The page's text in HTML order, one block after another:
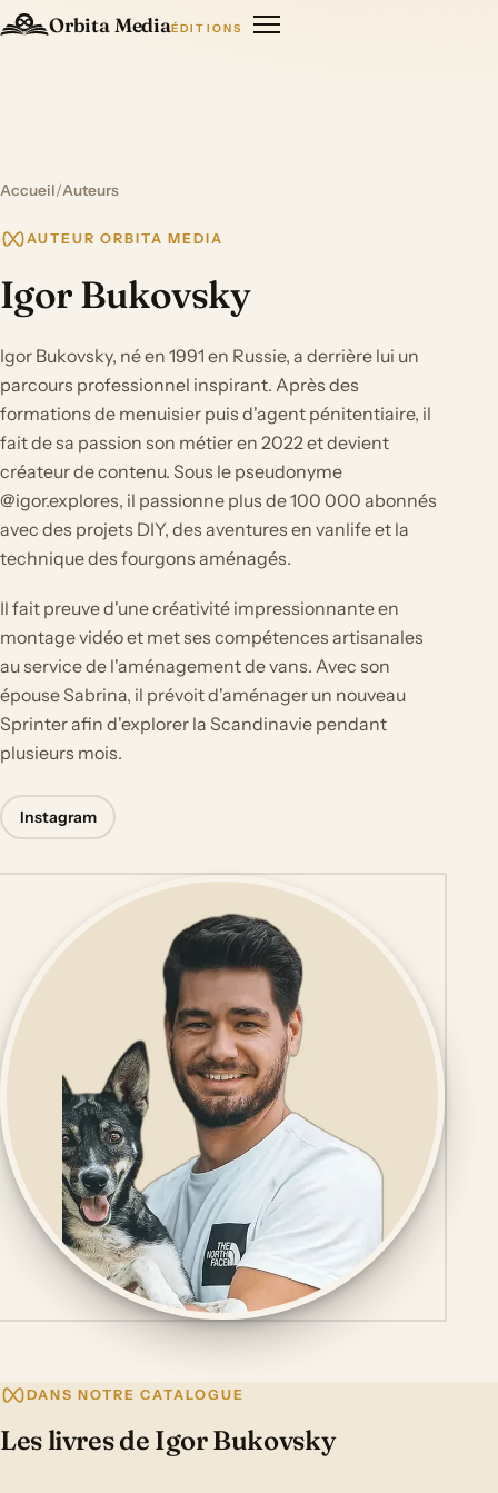
Orbita MediaÉDITIONS
Accueil/Auteurs
AUTEUR ORBITA MEDIA
Igor Bukovsky
Igor Bukovsky, né en 1991 en Russie, a derrière lui un
parcours professionnel inspirant. Après des
formations de menuisier puis d'agent pénitentiaire, il
fait de sa passion son métier en 2022 et devient
créateur de contenu. Sous le pseudonyme
@igor.explores, il passionne plus de 100 000 abonnés
avec des projets DIY, des aventures en vanlife et la
technique des fourgons aménagés.
Il fait preuve d'une créativité impressionnante en
montage vidéo et met ses compétences artisanales
au service de l'aménagement de vans. Avec son
épouse Sabrina, il prévoit d'aménager un nouveau
Sprinter afin d'explorer la Scandinavie pendant
plusieurs mois.
Instagram
DANS NOTRE CATALOGUE
Les livres de Igor Bukovsky